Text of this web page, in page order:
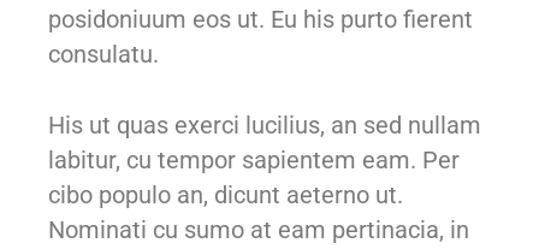
posidoniuum eos ut. Eu his purto fierent
consulatu.
His ut quas exerci lucilius, an sed nullam
labitur, cu tempor sapientem eam. Per
cibo populo an, dicunt aeterno ut.
Nominati cu sumo at eam pertinacia, in